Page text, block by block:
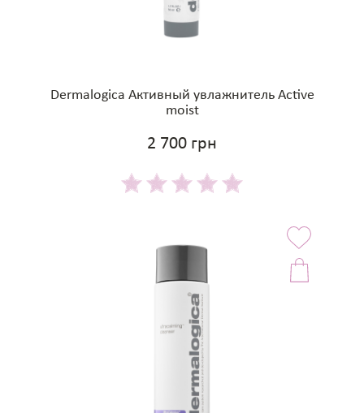
Dermalogica Активный увлажнитель Active
moist
2 700 грн